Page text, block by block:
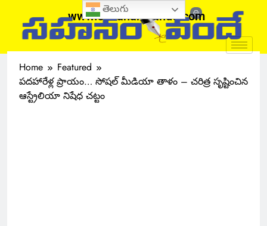
www.sahanamvande.com
Home
Featured
పదహారేళ్ల ప్రాయం… సోషల్ మీడియా తాళం – చరిత్ర సృష్టించిన
ఆస్ట్రేలియా నిషేధ చట్టం
తెలుగు